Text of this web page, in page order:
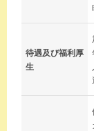
待遇及び福利厚
生